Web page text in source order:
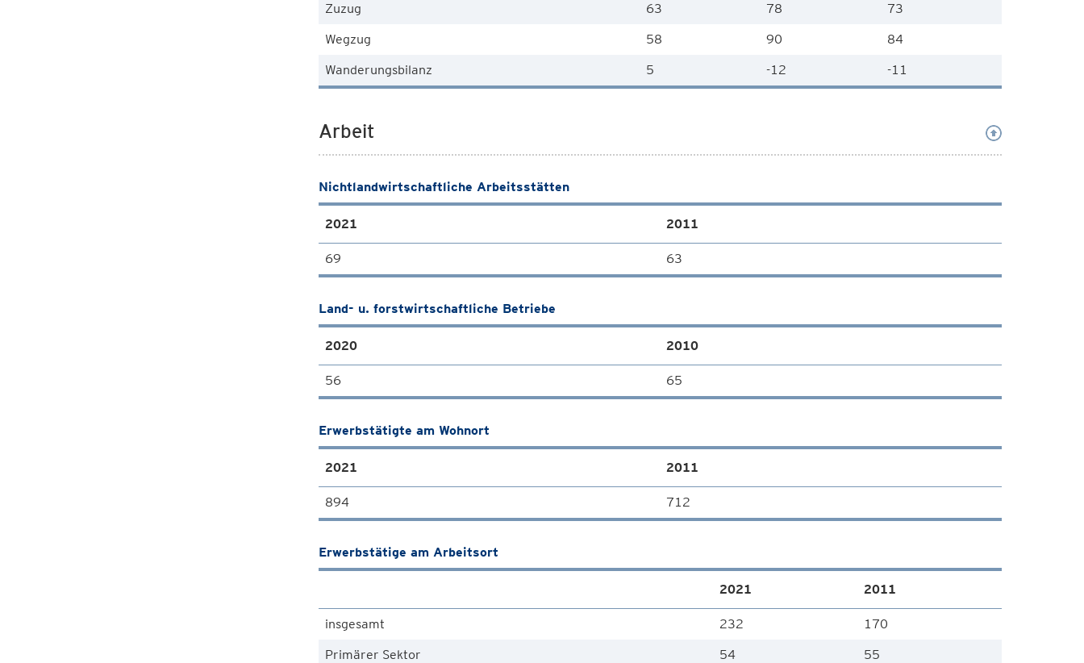
Zuzug
63 78
73
Wegzug
58 90
84
Wanderungsbilanz
5 -12 -11
Arbeit
Nichtlandwirtschaftliche Arbeitsstätten
2021 2011
69 63
Land- u. forstwirtschaftliche Betriebe
2020 2010
56 65
Erwerbstätigte am Wohnort
2021 2011
894 712
Erwerbstätige am Arbeitsort
2021 2011
insgesamt 232
170
Primärer Sektor
54
55